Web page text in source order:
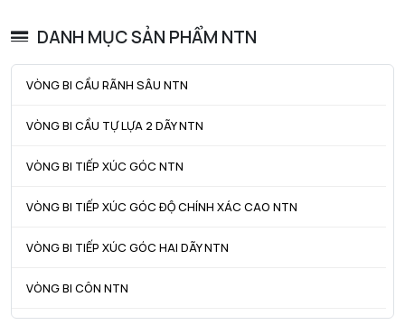
DANH MỤC SẢN PHẨM NTN
VÒNG BI CẦU RÃNH SÂU NTN
VÒNG BI CẦU TỰ LỰA 2 DÃY NTN
VÒNG BI TIẾP XÚC GÓC NTN
VÒNG BI TIẾP XÚC GÓC ĐỘ CHÍNH XÁC CAO NTN
VÒNG BI TIẾP XÚC GÓC HAI DÃY NTN
VÒNG BI CÔN NTN